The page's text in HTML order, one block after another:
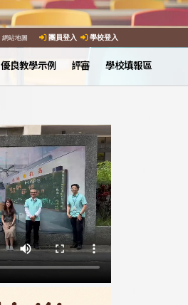
網站地圖 團員登入 學校登入
優良教學示例 評審 學校填報區